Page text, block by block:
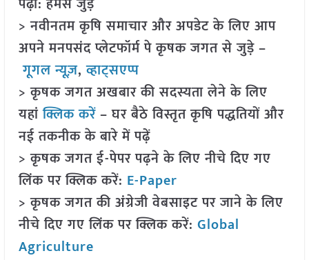
> नवीनतम कृषि समाचार और अपडेट के लिए आप
अपने मनपसंद प्लेटफॉर्म पे कृषक जगत से जुड़े –
गूगल न्यूज़,व्हाट्सएप्प
> कृषक जगत अखबार की सदस्यता लेने के लिए
यहांक्लिक करें– घर बैठे विस्तृत कृषि पद्धतियों और
नई तकनीक के बारे में पढ़ें
> कृषक जगत ई-पेपर पढ़ने के लिए नीचे दिए गए
लिंक पर क्लिक करें: E-Paper
> कृषक जगत की अंग्रेजी वेबसाइट पर जाने के लिए
नीचे दिए गए लिंक पर क्लिक करें: Global
Agriculture